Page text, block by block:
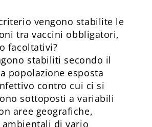
vengono stabilite le
tra vaccini obbligatori,
facoltativi?
stabiliti secondo il
popolazione esposta
contro cui ci si
sottoposti a variabili
aree geografiche,
di vario